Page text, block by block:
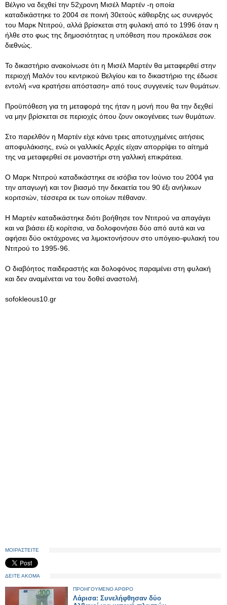
Βέλγιο να δεχθεί την 52χρονη Μισέλ Μαρτέν -η οποία
καταδικάστηκε το 2004 σε ποινή 30ετούς κάθειρξης ως συνεργός
του Μαρκ Ντιτρού, αλλά βρίσκεται στη φυλακή από το 1996 όταν η
ήλθε στο φως της δημοσιότητας η υπόθεση που προκάλεσε σοκ
διεθνώς.
Το δικαστήριο ανακοίνωσε ότι η Μισέλ Μαρτέν θα μεταφερθεί στην
περιοχή Μαλόν του κεντρικού Βελγίου και το δικαστήριο της έδωσε
εντολή «να κρατήσει απόσταση» από τους συγγενείς των θυμάτων.
Προϋπόθεση για τη μεταφορά της ήταν η μονή που θα την δεχθεί
να μην βρίσκεται σε περιοχές όπου ζουν οικογένειες των θυμάτων.
Στο παρελθόν η Μαρτέν είχε κάνει τρεις αποτυχημένες αιτήσεις
αποφυλάκισης, ενώ οι γαλλικές Αρχές είχαν απορρίψει το αίτημά
της να μεταφερθεί σε μοναστήρι στη γαλλική επικράτεια.
Ο Μαρκ Ντιτρού καταδικάστηκε σε ισόβια τον Ιούνιο του 2004 για
την απαγωγή και τον βιασμό την δεκαετία του 90 έξι ανήλικων
κοριτσιών, τέσσερα εκ των οποίων πέθαναν.
Η Μαρτέν καταδικάστηκε διότι βοήθησε τον Ντιτρού να απαγάγει
και να βιάσει έξι κορίτσια, να δολοφονήσει δύο από αυτά και να
αφήσει δύο οκτάχρονες να λιμοκτονήσουν στο υπόγειο-φυλακή του
Ντιτρού το 1995-96.
Ο διαβόητος παιδεραστής και δολοφόνος παραμένει στη φυλακή
και δεν αναμένεται να του δοθεί αναστολή.
sofokleous10.gr
ΜΟΙΡΑΣΤΕΙΤΕ
ΔΕΙΤΕ ΑΚΟΜΑ
ΠΡΟΗΓΟΥΜΕΝΟ ΑΡΘΡΟ
Λάρισα: Συνελήφθησαν δύο